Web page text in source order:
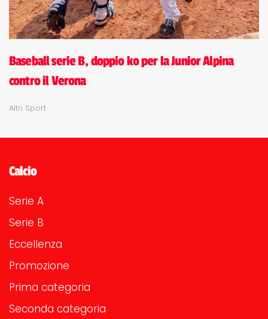
Baseball serie B, doppio ko per la Junior Alpina
contro il Verona
Altri Sport
Calcio
Serie A
Serie B
Eccellenza
Promozione
Prima categoria
Seconda categoria